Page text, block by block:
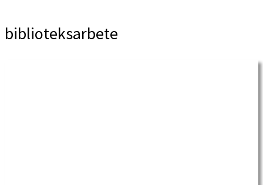
biblioteksarbete